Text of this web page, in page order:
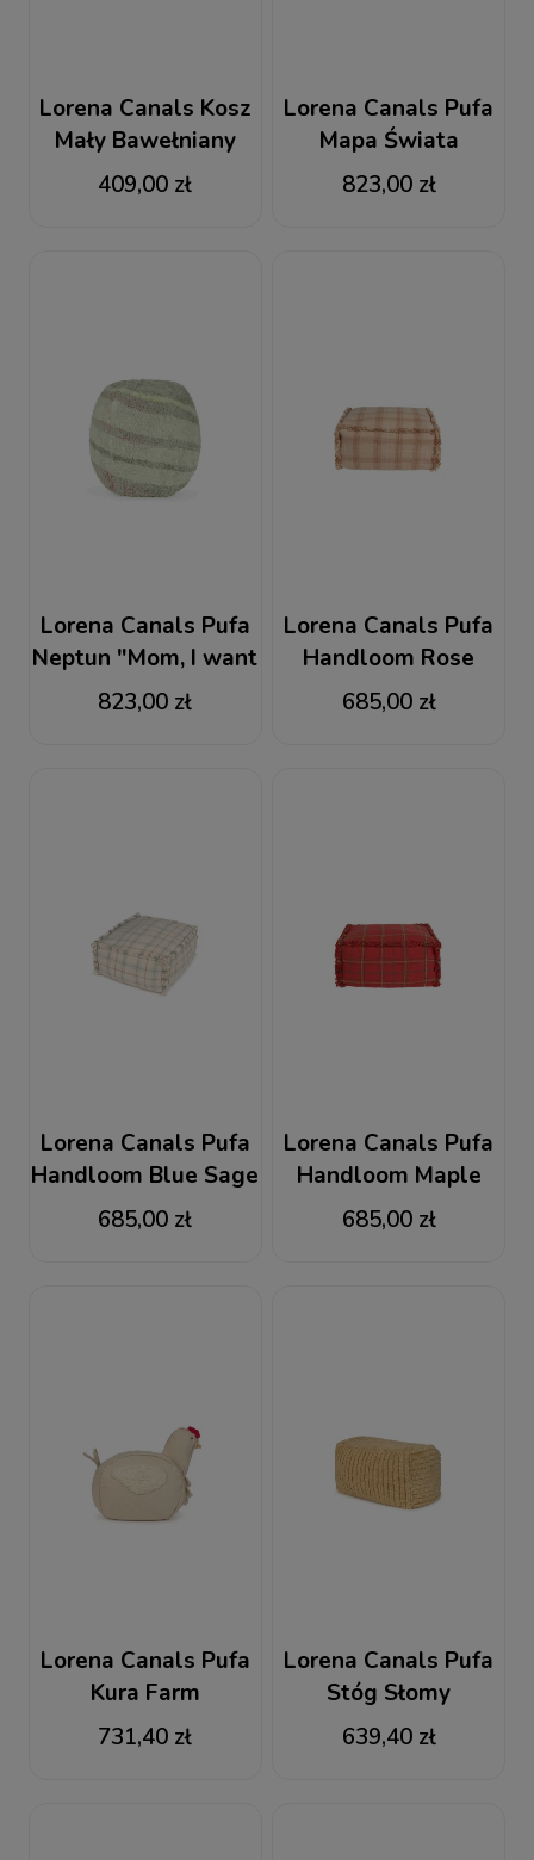
Lorena Canals Kosz
Mały Bawełniany
Stonewashed Tall
Natural
409,00 zł
Lorena Canals Pufa
Mapa Świata
Rugcycled
823,00 zł
Lorena Canals Pufa
Neptun "Mom, I want
to be an astronaut"
823,00 zł
Lorena Canals Pufa
Handloom Rose
Wouf Wouf
685,00 zł
Lorena Canals Pufa
Handloom Blue Sage
Wouf Wouf
685,00 zł
Lorena Canals Pufa
Handloom Maple
Red Wouf Wouf
685,00 zł
Lorena Canals Pufa
Kura Farm
731,40 zł
Lorena Canals Pufa
Stóg Słomy
639,40 zł